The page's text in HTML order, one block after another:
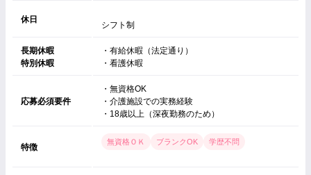
休日
シフト制
長期休暇
特別休暇
・有給休暇（法定通り）
・看護休暇
応募必須要件
・無資格OK
・介護施設での実務経験
・18歳以上（深夜勤務のため）
特徴
無資格ＯＫ ブランクOK 学歴不問